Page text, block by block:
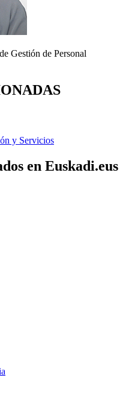
Gestión de Personal
y Servicios
en Euskadi.eus